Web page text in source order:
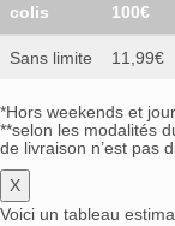
colis
100€
Sans limite 11,99€
*Hors weekends et
**selon les modalités
de livraison n’est pas
X
Voici un tableau